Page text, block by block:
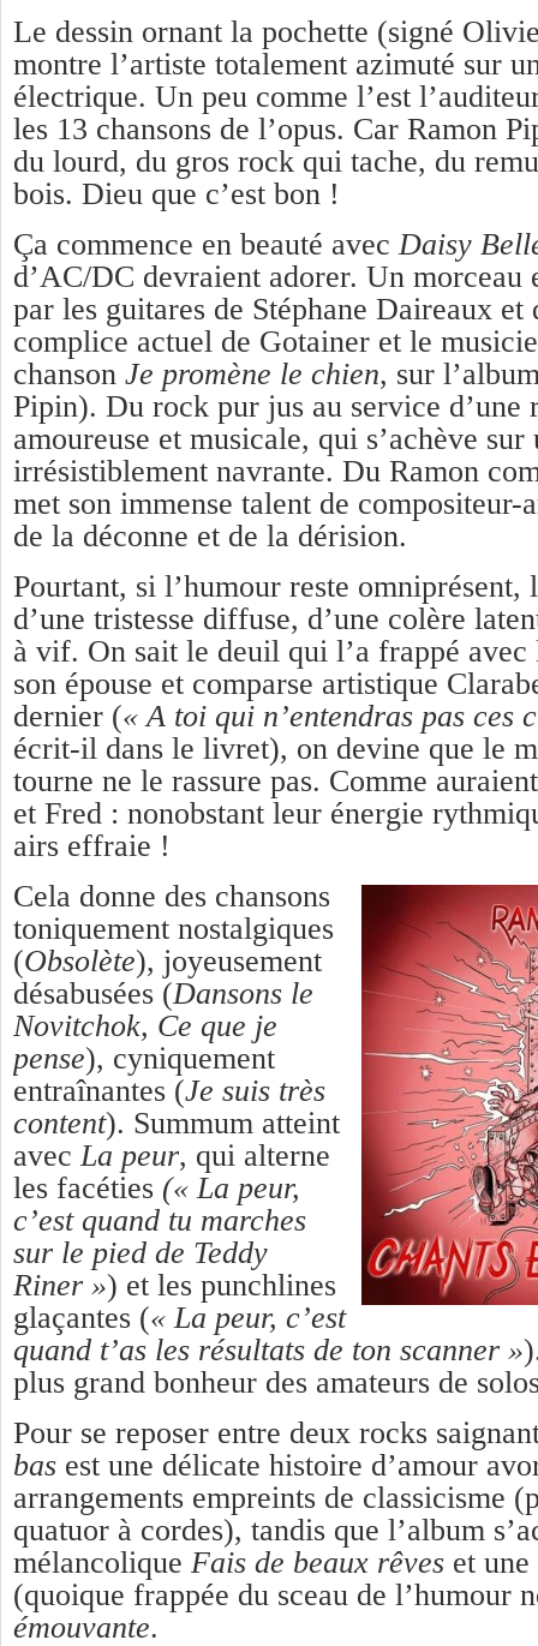
Le dessin ornant la pochette (signé
montre l’artiste totalement azimuté sur
électrique. Un peu comme l’est
les 13 chansons de l’opus. Car Ramon
du lourd, du gros rock qui tache, du
bois. Dieu que c’est bon !
Ça commence en beauté avec Daisy
d’AC/DC devraient adorer. Un
par les guitares de Stéphane Daireaux
complice actuel de Gotainer et le
chanson Je promène le chien, sur
Pipin). Du rock pur jus au service d’une
amoureuse et musicale, qui s’achève
irrésistiblement navrante. Du Ramon
met son immense talent de compositeur-
de la déconne et de la dérision.
Pourtant, si l’humour reste omniprésent,
d’une tristesse diffuse, d’une colère
à vif. On sait le deuil qui l’a frappé
son épouse et comparse artistique
dernier (« A toi qui n’entendras pas ces
écrit-il dans le livret), on devine que le
tourne ne le rassure pas. Comme
et Fred : nonobstant leur énergie
airs effraie !
Cela donne des chansons
toniquement nostalgiques
(Obsolète), joyeusement
désabusées (Dansons le
Novitchok, Ce que je
pense), cyniquement
entraînantes (Je suis très
content). Summum atteint
avec La peur, qui alterne
les facéties (« La peur,
c’est quand tu marches
sur le pied de Teddy
Riner ») et les punchlines
glaçantes (« La peur, c’est
quand t’as les résultats de ton scanner »
plus grand bonheur des amateurs de
Pour se reposer entre deux rocks
bas est une délicate histoire d’amour
arrangements empreints de classicisme
quatuor à cordes), tandis que l’album
mélancolique Fais de beaux rêves et
(quoique frappée du sceau de l’humour
émouvante.